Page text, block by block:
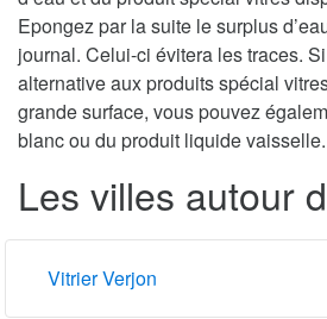
Epongez par la suite le surplus
journal. Celui-ci évitera les traces.
alternative aux produits spécial
grande surface, vous pouvez
blanc ou du produit liquide vaisselle.
Les villes autour
Vitrier Verjon